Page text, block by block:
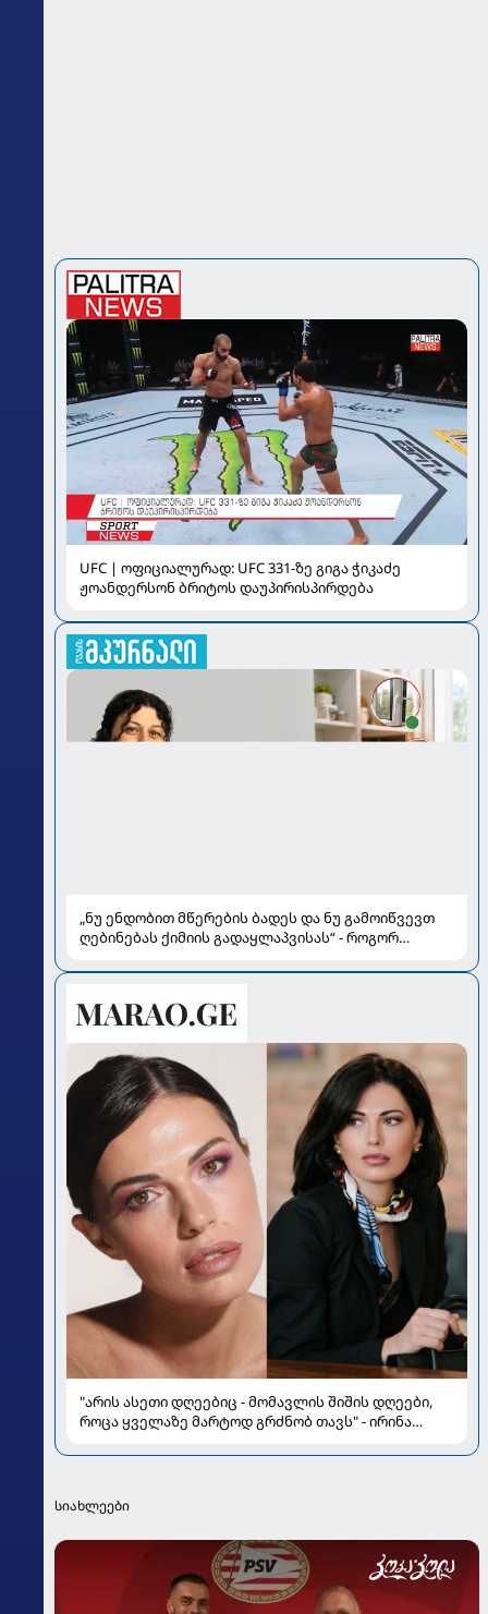
UFC | ოფიციალურად: UFC 331-ზე გიგა ჭიკაძე
ჟოანდერსონ ბრიტოს დაუპირისპირდება
„ნუ ენდობით მწერების ბადეს და ნუ გამოიწვევთ
ღებინებას ქიმიის გადაყლაპვისას“ - როგორ
სალომე ახვლედიანის რჩევები
"არის ასეთი დღეებიც - მომავლის შიშის დღეები,
როცა ყველაზე მარტოდ გრძნობ თავს" - ირინა
სიახლეები